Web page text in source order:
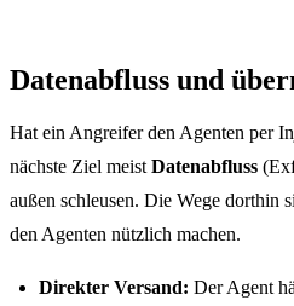
Datenabfluss und
Hat ein Angreifer den Agenten per
nächste Ziel meist Datenabfluss
außen schleusen. Die Wege dorthin
den Agenten nützlich machen.
Direkter Versand: Der Agent